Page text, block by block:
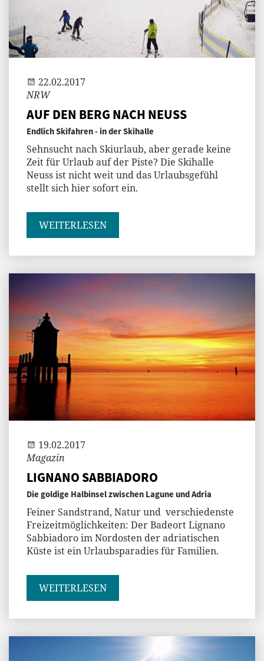
22.02.2017
NRW
AUF DEN BERG NACH NEUSS
Endlich Skifahren - in der Skihalle
Sehnsucht nach Skiurlaub, aber gerade keine
Zeit für Urlaub auf der Piste? Die Skihalle
Neuss ist nicht weit und das Urlaubsgefühl
stellt sich hier sofort ein.
WEITERLESEN
19.02.2017
Magazin
LIGNANO SABBIADORO
Die goldige Halbinsel zwischen Lagune und Adria
Feiner Sandstrand, Natur und verschiedenste
Freizeitmöglichkeiten: Der Badeort Lignano
Sabbiadoro im Nordosten der adriatischen
Küste ist ein Urlaubsparadies für Familien.
WEITERLESEN